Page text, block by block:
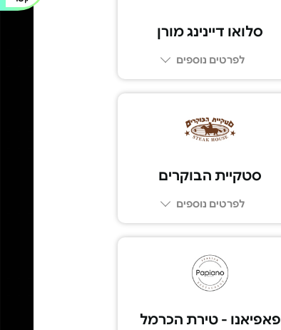
סלואו דיינינג מורן
לפרטים נוספים
סטקיית הבוקרים
לפרטים נוספים
פאפיאנו - טירת הכרמל